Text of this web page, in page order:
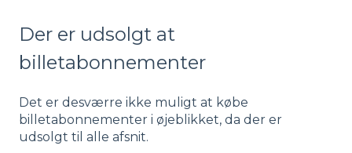
Der er udsolgt at
billetabonnementer
Det er desværre ikke muligt at købe
billetabonnementer i øjeblikket, da der er
udsolgt til alle afsnit.